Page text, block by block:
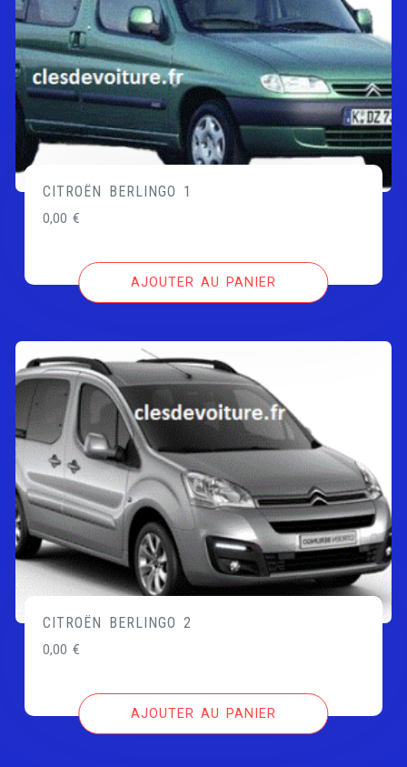
CITROËN BERLINGO 1
0,00€
AJOUTER AU PANIER
CITROËN BERLINGO 2
0,00€
AJOUTER AU PANIER